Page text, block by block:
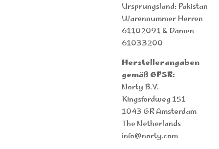
Ursprungsland: Pakistan
Warennummer Herren
61102091 & Damen
61033200
Herstellerangaben
gemäß GPSR:
Norty B.V.
Kingsfordweg 151
1043 GR Amsterdam
The Netherlands
info@norty.com